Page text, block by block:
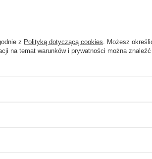
z Polityką dotyczącą cookies . Możesz
na temat warunków i prywatności można